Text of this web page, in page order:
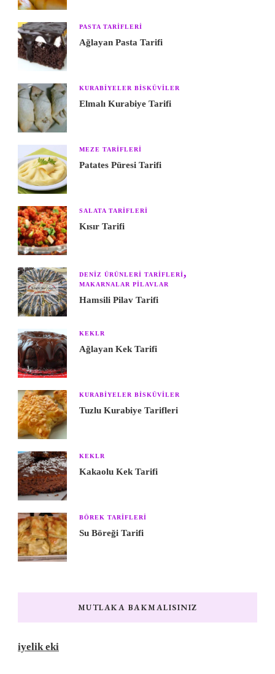
PASTA TARIFLERI
Ağlayan Pasta Tarifi
KURABIYELER BISKÜVILER
Elmalı Kurabiye Tarifi
MEZE TARIFLERI
Patates Püresi Tarifi
SALATA TARIFLERI
Kısır Tarifi
DENIZ ÜRÜNLERI TARIFLERI
MAKARNALAR PILAVLAR
Hamsili Pilav Tarifi
KEKLR
Ağlayan Kek Tarifi
KURABIYELER BISKÜVILER
Tuzlu Kurabiye Tarifleri
KEKLR
Kakaolu Kek Tarifi
BÖREK TARIFLERI
Su Böreği Tarifi
MUTLAKA BAKMALISINIZ
iyelik eki